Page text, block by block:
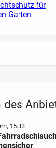
für
Garten
des
15:33